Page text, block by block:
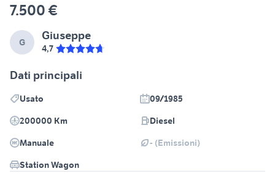
7.500 €
G Giuseppe
4,7
Dati principali
Usato
09/1985
200000 Km
Diesel
Manuale
- (Emissioni)
Station Wagon